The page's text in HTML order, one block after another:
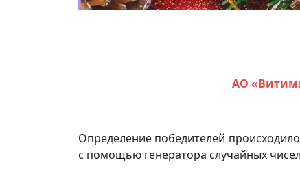
АО
Определение победителей
с помощью генератора случайных